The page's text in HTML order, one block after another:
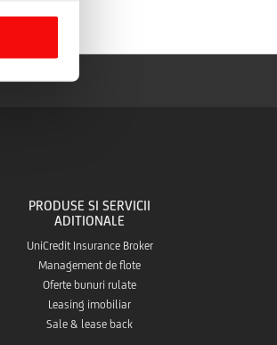
PRODUSE SI SERVICII
ADITIONALE
UniCredit Insurance Broker
Management de flote
Oferte bunuri rulate
Leasing imobiliar
Sale & lease back